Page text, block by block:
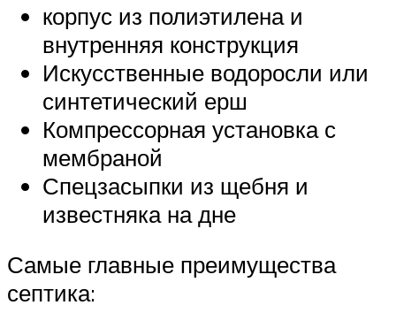
корпус из полиэтилена и
внутренняя конструкция
Искусственные водоросли или
синтетический ерш
Компрессорная установка с
мембраной
Спецзасыпки из щебня и
известняка на дне
Самые главные преимущества
септика: